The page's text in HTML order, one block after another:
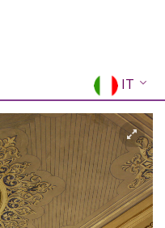
IT
EN
EL
FR
DE